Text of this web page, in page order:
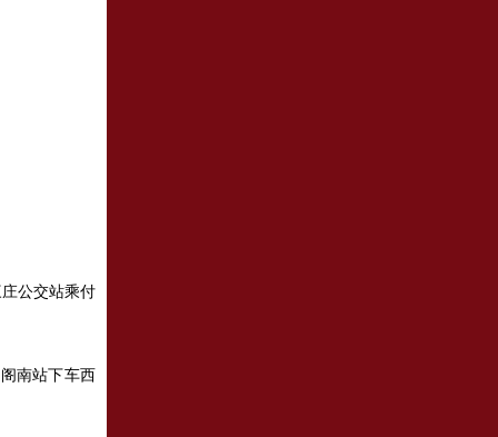
公交站乘付
南站下车西